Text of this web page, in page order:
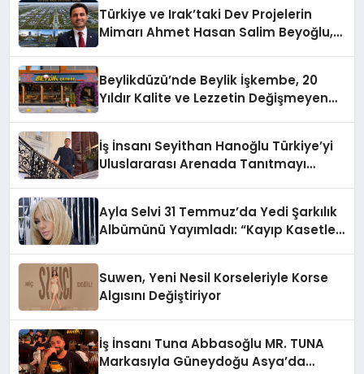
Türkiye ve Irak’taki Dev Projelerin
Mimarı Ahmet Hasan Salim Beyoğlu,
Hayata Geçirecek
Beylikdüzü’nde Beylik İşkembe, 20
Yıldır Kalite ve Lezzetin Değişmeyen
İş İnsanı Seyithan Hanoğlu Türkiye’yi
Uluslararası Arenada Tanıtmayı
Ayla Selvi 31 Temmuz’da Yedi Şarkılık
Albümünü Yayımladı: “Kayıp Kasetler
Suwen, Yeni Nesil Korseleriyle Korse
Algısını Değiştiriyor
İş İnsanı Tuna Abbasoğlu MR. TUNA
Markasıyla Güneydoğu Asya’da